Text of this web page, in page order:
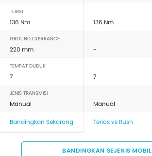
TORSI
136 Nm 136 Nm
GROUND CLEARANCE
220 mm -
TEMPAT DUDUK
7 7
JENIS TRANSMISI
Manual Manual
Bandingkan Sekarang Terios vs Rush
BANDINGKAN SEJENIS MOBIL